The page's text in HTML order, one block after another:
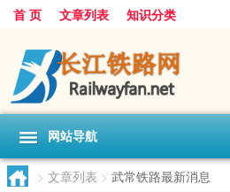
首 页 文章列表 知识分类
网站导航
> 文章列表 > 武常铁路最新消息